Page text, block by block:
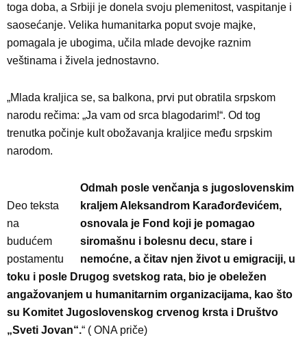
toga doba, a Srbiji je donela svoju plemenitost, vaspitanje i
saosećanje. Velika humanitarka poput svoje majke,
pomagala je ubogima, učila mlade devojke raznim
veštinama i živela jednostavno.
„Mlada kraljica se, sa balkona, prvi put obratila srpskom
narodu rečima: „Ja vam od srca blagodarim!“. Od tog
trenutka počinje kult obožavanja kraljice među srpskim
narodom.
Deo teksta
na
budućem
postamentu
Odmah posle venčanja s jugoslovenskim
kraljem Aleksandrom Karađorđevićem,
osnovala je Fond koji je pomagao
siromašnu i bolesnu decu, stare i
nemoćne, a čitav njen život u emigraciji, u
toku i posle Drugog svetskog rata, bio je obeležen
angažovanjem u humanitarnim organizacijama, kao što
su Komitet Jugoslovenskog crvenog krsta i Društvo
„Sveti Jovan“.“ ( ONA priče)